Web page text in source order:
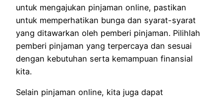
untuk mengajukan pinjaman online, pastikan
untuk memperhatikan bunga dan syarat-syarat
yang ditawarkan oleh pemberi pinjaman. Pilihlah
pemberi pinjaman yang terpercaya dan sesuai
dengan kebutuhan serta kemampuan finansial
kita.
Selain pinjaman online, kita juga dapat